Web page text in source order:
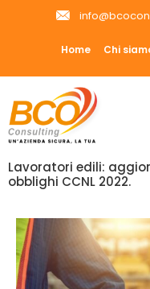
Home Chi
Lavoratori edili:
obblighi CCNL 2022.